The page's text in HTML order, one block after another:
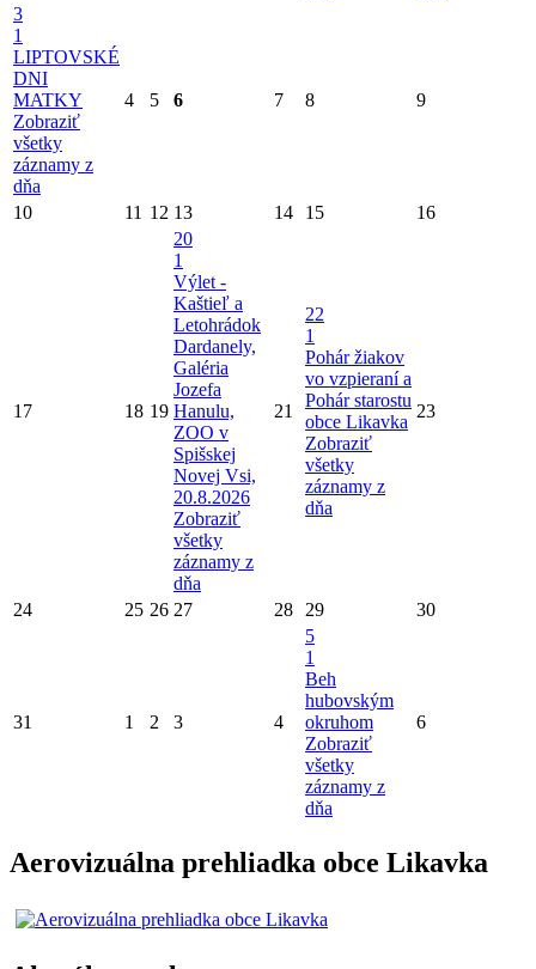
3
1
LIPTOVSKÉ
DNI
MATKY
Zobraziť
všetky
záznamy z
dňa
4 5 6 7 8 9
10 11 12 13 14 15 16
17 18 19
20
1
Výlet -
Kaštieľ a
Letohrádok
Dardanely,
Galéria
Jozefa
Hanulu,
ZOO v
Spišskej
Novej Vsi,
20.8.2026
Zobraziť
všetky
záznamy z
dňa
21
22
1
Pohár žiakov
vo vzpieraní a
Pohár starostu
obce Likavka
Zobraziť
všetky
záznamy z
dňa
23
24 25 26 27 28 29 30
31 1 2 3 4
5
1
Beh
hubovským
okruhom
Zobraziť
všetky
záznamy z
dňa
6
Aerovizuálna prehliadka obce Likavka